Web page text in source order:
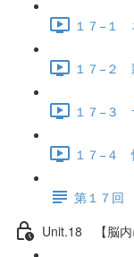
１７−１
１７−２
１７−３
１７−４
第１７回
Unit.18 【脳内